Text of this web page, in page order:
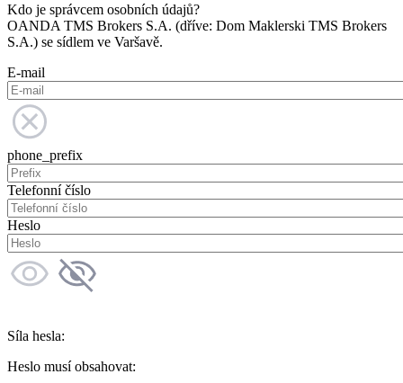
Kdo je správcem osobních údajů?
OANDA TMS Brokers S.A. (dříve: Dom Maklerski TMS Brokers
S.A.) se sídlem ve Varšavě.
E-mail
phone_prefix
Telefonní číslo
Heslo
Síla hesla:
Heslo musí obsahovat: